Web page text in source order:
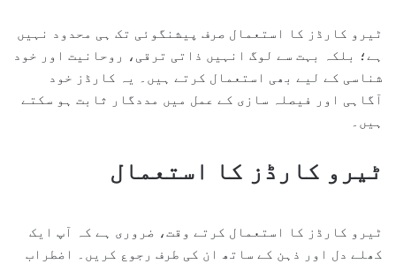
ٹیرو کارڈز کا استعمال صرف پیشنگوئی تک ہی محدود نہیں
ہے؛ بلکہ بہت سے لوگ انہیں ذاتی ترقی، روحانیت اور خود
شناسی کے لیے بھی استعمال کرتے ہیں۔ یہ کارڈز خود
آگاہی اور فیصلہ سازی کے عمل میں مددگار ثابت ہو سکتے
ہیں۔
ٹیرو کارڈز کا استعمال
ٹیرو کارڈز کا استعمال کرتے وقت، ضروری ہے کہ آپ ایک
کھلے دل اور ذہن کے ساتھ ان کی طرف رجوع کریں۔ اضطراب